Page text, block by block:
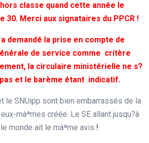
classe quand cette année le
30. Merci aux signataires du PPCR !
a demandé la prise en compte de
de service comme critère
la circulaire ministérielle ne s?
et le barème étant indicatif.
le SNUipp sont bien embarrassés de la
màªmes créée. Le SE allant jusqu?à
monde ait le màªme avis !